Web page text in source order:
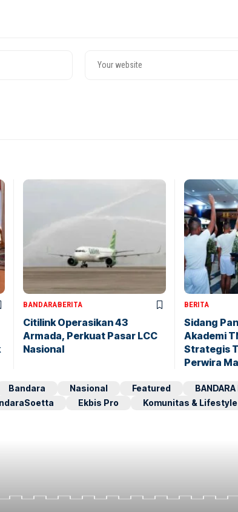
BANDARABERITA
Citilink Operasikan 43
Armada, Perkuat Pasar LCC
Nasional
BERITA
Sidang
Akademi
Strategis
Perwira
Bandara Nasional Featured
Ekbis Pro Komunitas & Lifestyle